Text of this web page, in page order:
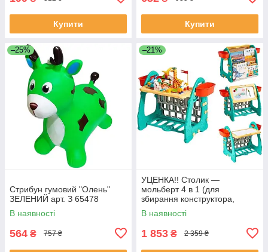
Купити Купити
–25%
Стрибун гумовий "Олень"
ЗЕЛЕНИЙ арт. З 65478
В наявності
564 ₴ 757 ₴
–21%
УЦЕНКА!! Столик —
мольберт 4 в 1 (для
збирання конструктора,
малювання, книжкова
полиця) арт. S 075
В наявності
1 853 ₴ 2 359 ₴